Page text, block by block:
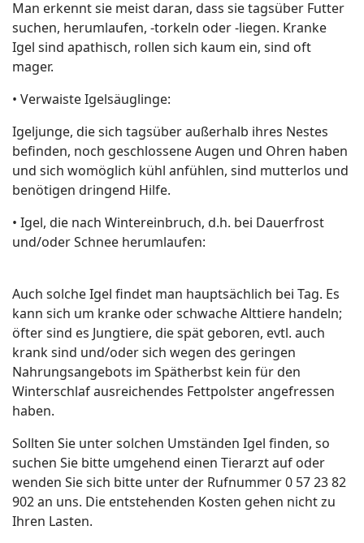
Man erkennt sie meist daran, dass sie tagsüber Futter
suchen, herumlaufen, -torkeln oder -liegen. Kranke
Igel sind apathisch, rollen sich kaum ein, sind oft
mager.
• Verwaiste Igelsäuglinge:
Igeljunge, die sich tagsüber außerhalb ihres Nestes
befinden, noch geschlossene Augen und Ohren haben
und sich womöglich kühl anfühlen, sind mutterlos und
benötigen dringend Hilfe.
• Igel, die nach Wintereinbruch, d.h. bei Dauerfrost
und/oder Schnee herumlaufen:
Auch solche Igel findet man hauptsächlich bei Tag. Es
kann sich um kranke oder schwache Alttiere handeln;
öfter sind es Jungtiere, die spät geboren, evtl. auch
krank sind und/oder sich wegen des geringen
Nahrungsangebots im Spätherbst kein für den
Winterschlaf ausreichendes Fettpolster angefressen
haben.
Sollten Sie unter solchen Umständen Igel finden, so
suchen Sie bitte umgehend einen Tierarzt auf oder
wenden Sie sich bitte unter der Rufnummer 0 57 23 82
902 an uns. Die entstehenden Kosten gehen nicht zu
Ihren Lasten.